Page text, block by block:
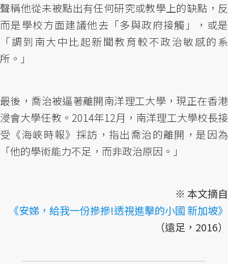
聲稱他從未被點出有任何研究或教學上的缺點，反
而是學校方面建議他去「多與政府接觸」，或是
「調到南大中比起新聞教育較不政治敏感的系
所。」
最後，喬治被逼著離開南洋理工大學，現正在香港
浸會大學任教。2014年12月，南洋理工大學校長接
受《海峽時報》採訪，指出喬治的離開，是因為
「他的學術能力不足，而非政治原因。」
※ 本文摘自
《安娣，給我一份摻摻!透視進擊的小國 新加坡》
（遠足，2016）